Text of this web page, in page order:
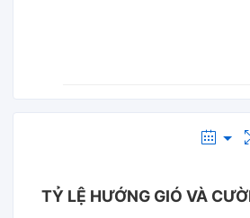
TỶ LỆ HƯỚNG GIÓ VÀ